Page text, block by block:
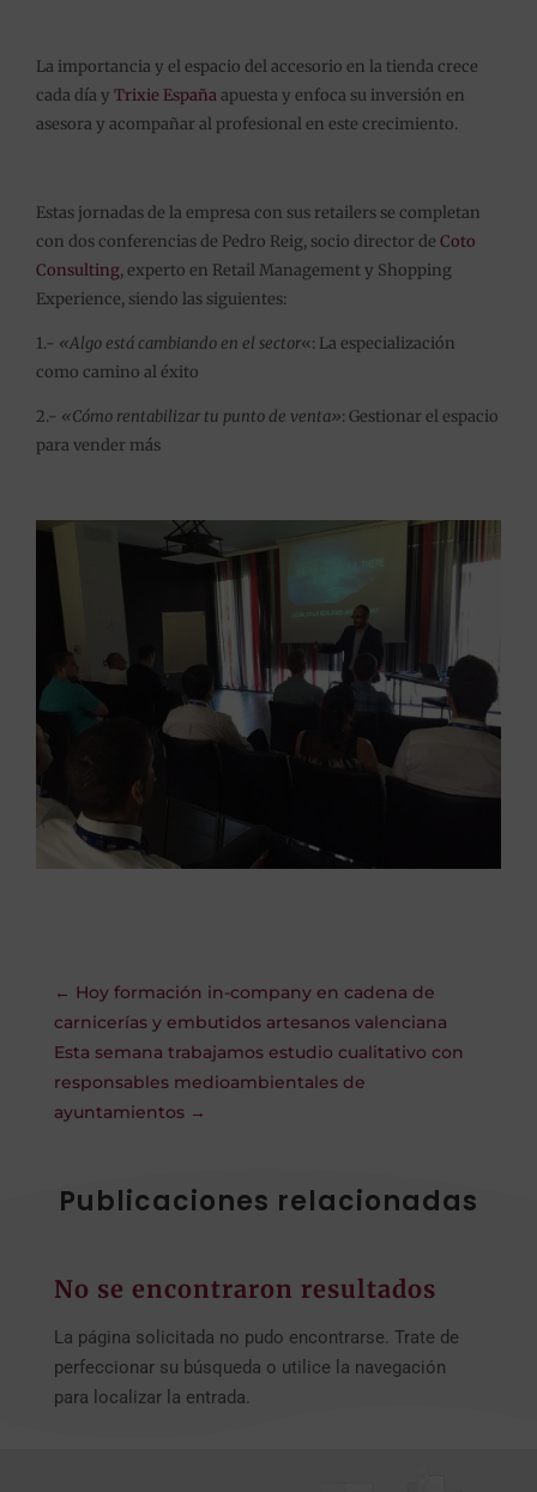
La importancia y el espacio del accesorio en la tienda crece
cada día y Trixie Españaapuesta y enfoca su inversión en
asesora y acompañar al profesional en este crecimiento.
Estas jornadas de la empresa con sus retailers se completan
con dos conferencias de Pedro Reig, socio director de Coto
Consulting, experto en Retail Management y Shopping
Experience, siendo las siguientes:
1.- «Algo está cambiando en el sector«: La especialización
como camino al éxito
2.- «Cómo rentabilizar tu punto de venta»: Gestionar el espacio
para vender más
← Hoy formación in-company en cadena de
carnicerías y embutidos artesanos valenciana
Esta semana trabajamos estudio cualitativo‬ con
responsables medioambientales de
ayuntamientos→
Publicaciones relacionadas
No se encontraron resultados
La página solicitada no pudo encontrarse. Trate de
perfeccionar su búsqueda o utilice la navegación
para localizar la entrada.